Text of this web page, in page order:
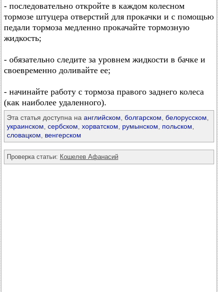
- последовательно откройте в каждом колесном
тормозе штуцера отверстий для прокачки и с помощью
педали тормоза медленно прокачайте тормозную
жидкость;
- обязательно следите за уровнем жидкости в бачке и
своевременно доливайте ее;
- начинайте работу с тормоза правого заднего колеса
(как наиболее удаленного).
Эта статья доступна на английском болгарском белорусском
украинском сербском хорватском румынском польском
словацком
венгерском
Проверка статьи: Кошелев Афанасий